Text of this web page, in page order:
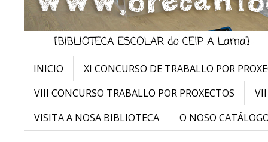
INICIO
XI CONCURSO DE TRABALLO POR
VIII CONCURSO TRABALLO POR PROXECTOS
VISITA A NOSA BIBLIOTECA
O NOSO